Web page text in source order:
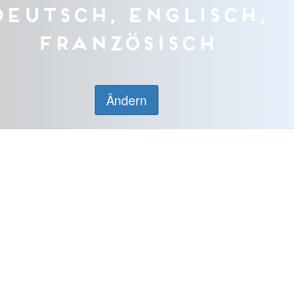
Englisch,
Französisch
Ändern